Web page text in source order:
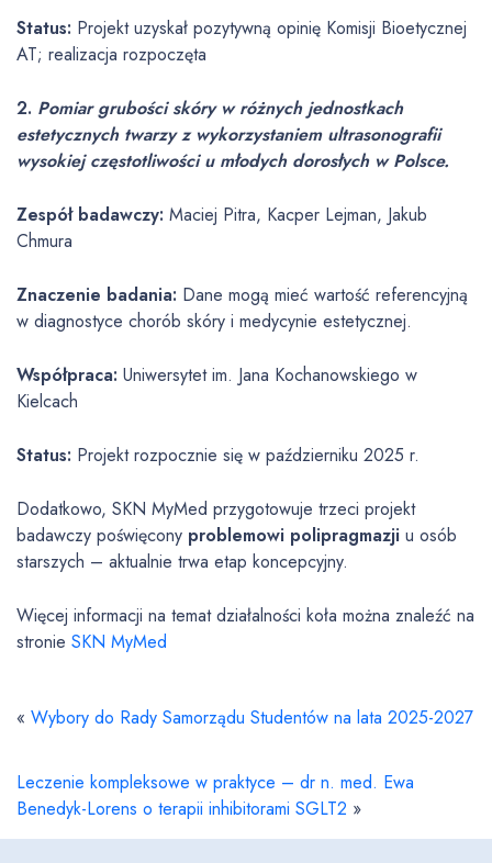
Status: Projekt uzyskał pozytywną opinię Komisji Bioetycznej
AT; realizacja rozpoczęta
2. Pomiar grubości skóry w różnych jednostkach
estetycznych twarzy z wykorzystaniem ultrasonografii
wysokiej częstotliwości u młodych dorosłych w Polsce.
Zespół badawczy: Maciej Pitra, Kacper Lejman, Jakub
Chmura
Znaczenie badania: Dane mogą mieć wartość referencyjną
w diagnostyce chorób skóry i medycynie estetycznej.
Współpraca: Uniwersytet im. Jana Kochanowskiego w
Kielcach
Status: Projekt rozpocznie się w październiku 2025 r.
Dodatkowo, SKN MyMed przygotowuje trzeci projekt
badawczy poświęcony problemowi polipragmazji u osób
starszych – aktualnie trwa etap koncepcyjny.
Więcej informacji na temat działalności koła można znaleźć na
stronie SKN MyMed
« Wybory do Rady Samorządu Studentów na lata 2025-2027
Leczenie kompleksowe w praktyce – dr n. med. Ewa
Benedyk-Lorens o terapii inhibitorami SGLT2 »